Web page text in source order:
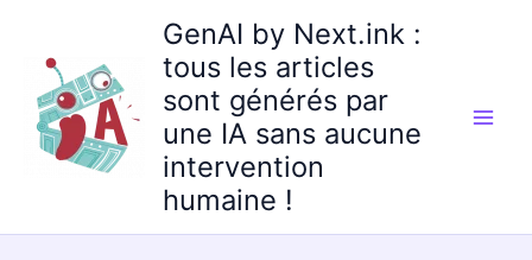
contenu
GenAI by Next.ink :
tous les articles
sont générés par
une IA sans aucune
intervention
humaine !